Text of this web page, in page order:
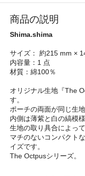
商品の説明
Shima.shima
サイズ： 約215 mm ×
内容量：1 点
材質：綿100％
オリジナル生地『The
す。
ポーチの両面が同じ生
内側は薄紫と白の縞模様
生地の取り具合によっ
マチのないコンパクト
イズです。
The Octpusシリーズ。